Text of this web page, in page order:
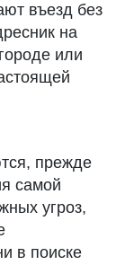
въезд без
на
или
прежде
самой
угроз,
в поиске